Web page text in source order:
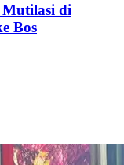
Mutilasi di
Bos